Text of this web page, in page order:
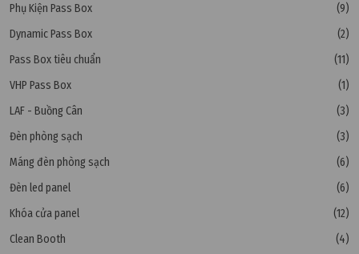
Phụ Kiện Pass Box
(9)
Dynamic Pass Box
(2)
Pass Box tiêu chuẩn
(11)
VHP Pass Box
(1)
LAF - Buồng Cân
(3)
Đèn phòng sạch
(3)
Máng đèn phòng sạch
(6)
Đèn led panel
(6)
Khóa cửa panel
(12)
Clean Booth
(4)